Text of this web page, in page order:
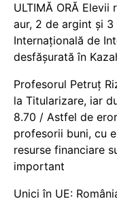
ULTIMĂ ORĂ
aur, 2 de argint și
Internațională de
desfășurată în
Profesorul Petruț
la Titularizare, iar
8.70 / Astfel de
profesorii buni, cu
resurse financiare
important
Unici în UE: